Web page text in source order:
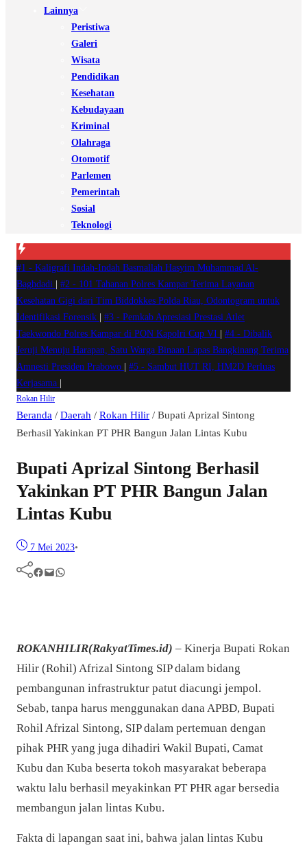
Lainnya
Peristiwa
Galeri
Wisata
Pendidikan
Kesehatan
Kebudayaan
Kriminal
Olahraga
Otomotif
Parlemen
Pemerintah
Sosial
Teknologi
#1 - Kaligrafi Indah-Indah Basmallah Hasyim Muhammad Al-
Baghdadi
#2 - 101 Tahanan Polres Kampar Terima Layanan
Kesehatan Gigi dari Tim Biddokkes Polda Riau, Odontogram untuk
Identifikasi Forensik
#3 - Pemkab Apresiasi Prestasi Atlet
Taekwondo Polres Kampar di PON Kapolri Cup VI
#4 - Dibalik
Jeruji Menuju Harapan, Satu Warga Binaan Lapas Bangkinang Terima
Amnesti Presiden Prabowo
#5 - Sambut HUT RI, HM2D Perluas
Kerjasama
Rokan Hilir
Beranda / Daerah / Rokan Hilir / Bupati Aprizal Sintong
Berhasil Yakinkan PT PHR Bangun Jalan Lintas Kubu
Bupati Aprizal Sintong Berhasil
Yakinkan PT PHR Bangun Jalan
Lintas Kubu
7 Mei 2023•
Facebook Mail WhatsApp
ROKANHILIR(RakyatTimes.id) – Kinerja Bupati Rokan
Hilir (Rohil) Afrizal Sintong SIP dalam bidang
pembangunan infrastruktur patut diacungi jempol.
Sebab, tanpa harus menggunakan dana APBD, Bupati
Rohil Afrizal Sintong, SIP dalam pertemuan dengan
pihak PHR yang juga dihadiri Wakil Bupati, Camat
Kubu dan Kuba beserta tokoh masyarakat beberapa
waktu lalu berhasil meyakinkan PT PHR agar bersedia
membangun jalan lintas Kubu.
Fakta di lapangan saat ini, bahwa jalan lintas Kubu